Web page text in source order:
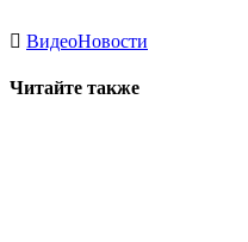
ВидеоНовости
Читайте также